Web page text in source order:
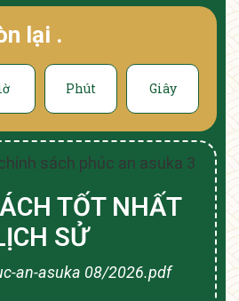
lại .
Phút Giây
TỐT NHẤT
SỬ
an-asuka 08/2026.pdf